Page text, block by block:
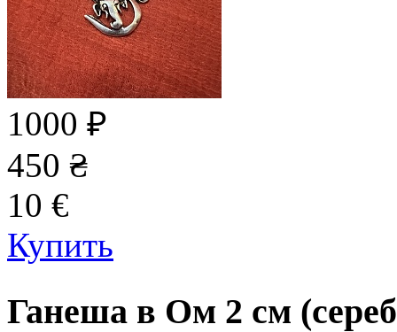
1000 ₽
450 ₴
10 €
Купить
Ганеша в Ом 2 см